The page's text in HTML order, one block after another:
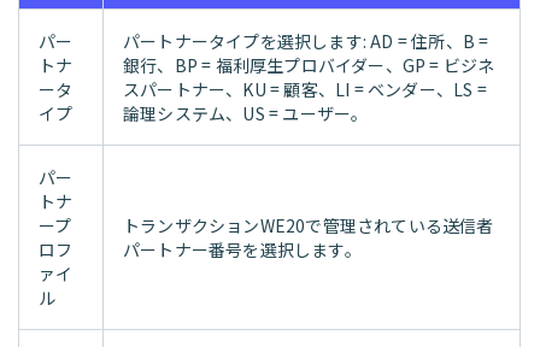
パー
トナ
ータ
イプ
パートナータイプを選択します: AD = 住所、B =
銀行、BP = 福利厚生プロバイダー、GP = ビジネ
スパートナー、KU = 顧客、LI = ベンダー、LS =
論理システム、US = ユーザー。
パー
トナ
ープ
ロフ
ァイ
ル
トランザクションWE20で管理されている送信者
パートナー番号を選択します。